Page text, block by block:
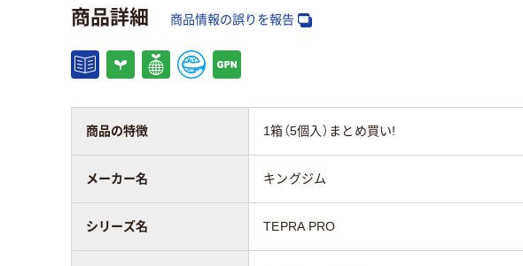
スコア
商品詳細 商品情報の誤りを報告
商品の特徴 1箱（5個入）まとめ買い!
メーカー名 キングジム
シリーズ名 TEPRA PRO